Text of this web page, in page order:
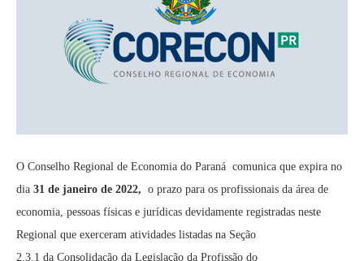
O Conselho Regional de Economia do Paraná comunica que expira no
dia 31 de janeiro de 2022, o prazo para os profissionais da área de
economia, pessoas físicas e jurídicas devidamente registradas neste
Regional que exerceram atividades listadas na Seção
2.3.1 da Consolidação da Legislação da Profissão do